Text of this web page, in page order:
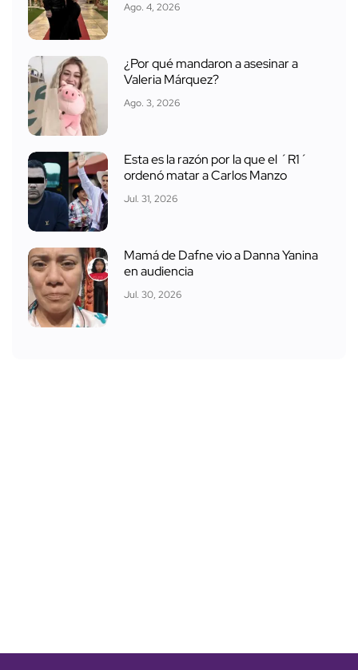
Ago. 4, 2026
¿Por qué mandaron a asesinar a
Valeria Márquez?
Ago. 3, 2026
Esta es la razón por la que el ´R1´
ordenó matar a Carlos Manzo
Jul. 31, 2026
Mamá de Dafne vio a Danna Yanina
en audiencia
Jul. 30, 2026